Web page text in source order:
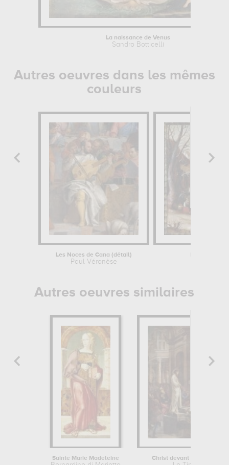
La naissance de Venus
Sandro Botticelli
Autres oeuvres dans les mêmes
couleurs
Les Noces de Cana (détail)
Paul Véronèse
Autres oeuvres similaires
Sainte Marie Madeleine Christ devant Ponce Pilate